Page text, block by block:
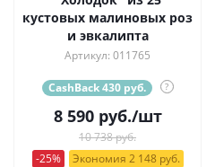
кустовых малиновых роз
и эвкалипта
Артикул: 011765
CashBack 430 руб. ?
8 590руб./шт
10 738 руб.
-25%
Экономия 2 148 руб.